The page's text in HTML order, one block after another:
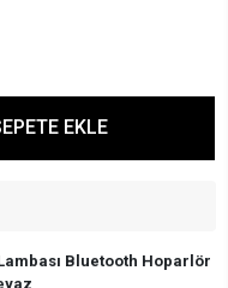
EKLE
Bluetooth Hoparlör